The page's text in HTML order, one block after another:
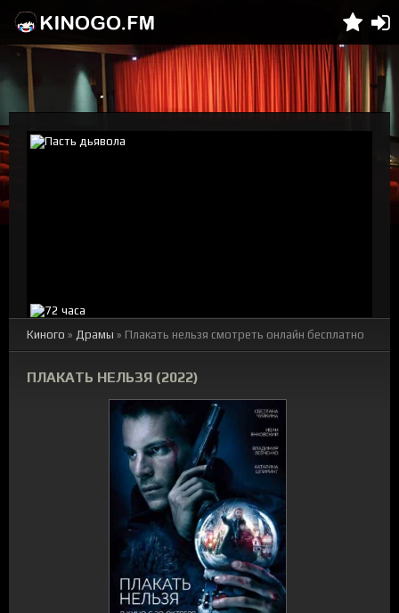
Киного » Драмы » Плакать нельзя смотреть онлайн бесплатно
ПЛАКАТЬ НЕЛЬЗЯ (2022)